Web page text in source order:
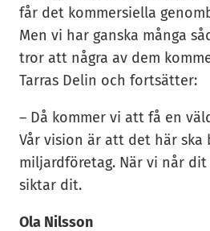
får det kommersiella
Men vi har ganska många
tror att några av dem
Tarras Delin och fortsätter:
– Då kommer vi att få en
Vår vision är att det här ska
miljardföretag. När vi når
siktar dit.
Ola Nilsson